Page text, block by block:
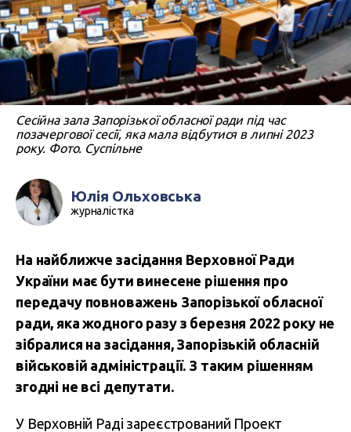
Сесійна зала Запорізької обласної ради під час
позачергової сесії, яка мала відбутися в липні 2023
року. Фото. Суспільне
Юлія Ольховська
журналістка
На найближче засідання Верховної Ради
України має бути винесене рішення про
передачу повноважень Запорізької обласної
ради, яка жодного разу з березня 2022 року не
зібралися на засідання, Запорізькій обласній
військовій адміністрації. З таким рішенням
згодні не всі депутати.
У Верховній Раді зареєстрований Проект